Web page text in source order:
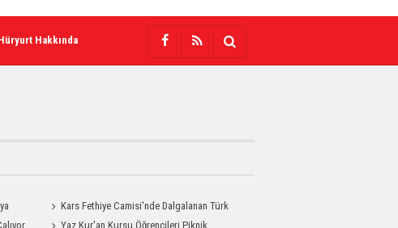
Hakkında
Kars Fethiye Camisi'nde Dalgalanan Türk
Bayrağı Görenlerin Beğenisini Topladı
Yaz Kur'an Kursu Öğrencileri Piknik